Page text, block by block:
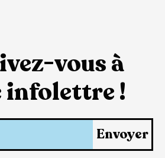
vous à
infolettre !
Envoyer